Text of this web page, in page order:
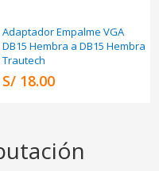
Adaptador Empalme VGA
DB15 Hembra a DB15 Hembra
Trautech
S/ 18.00